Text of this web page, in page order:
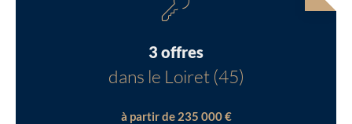
3 offres
dans le Loiret (45)
à partir de 235 000 €